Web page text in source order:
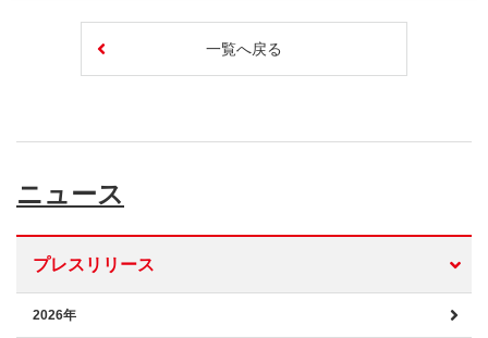
一覧へ戻る
ニュース
プレスリリース
2026年